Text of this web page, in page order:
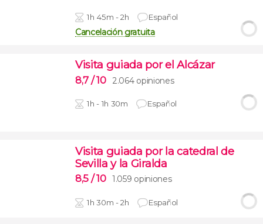
1h 45m - 2h Español
Cancelación gratuita
Visita guiada por el Alcázar
8,7 / 10 2.064 opiniones
1h - 1h 30m Español
Visita guiada por la catedral de
Sevilla y la Giralda
8,5 / 10 1.059 opiniones
1h 30m - 2h Español